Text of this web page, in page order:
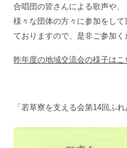
合唱団の皆さんによる歌声や
様々な団体の方々に参加をし
ておりますので、是非ご参加く
昨年度の地域交流会の様子はこ
「若草寮を支える会第14回ふれ